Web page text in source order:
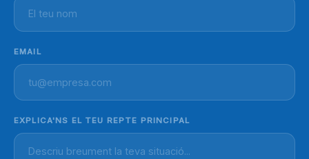
EMAIL
EXPLICA'NS EL TEU REPTE PRINCIPAL